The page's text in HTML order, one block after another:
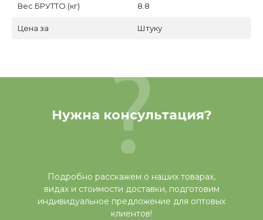
Вес БРУТТО (кг) 8.8
Цена за Штуку
Нужна консультация?
Подробно расскажем о наших товарах,
видах и стоимости доставки, подготовим
индивидуальное предложение для оптовых
клиентов!